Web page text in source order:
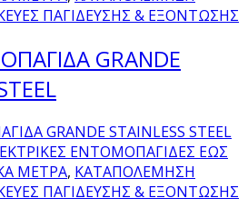
ΠΑΓΙΔΕΥΣΗΣ & ΕΞΟΝΤΩΣΗΣ
GRANDE
ΕΝΤΟΜΟΠΑΓΙΔΕΣ ΕΩΣ
ΜΕΤΡΑ, ΚΑΤΑΠΟΛΕΜΗΣΗ
ΠΑΓΙΔΕΥΣΗΣ & ΕΞΟΝΤΩΣΗΣ